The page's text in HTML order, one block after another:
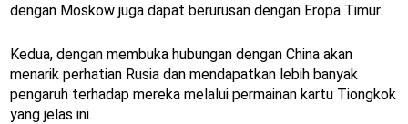
dengan Moskow juga dapat berurusan dengan Eropa Timur.
Kedua, dengan membuka hubungan dengan China akan
menarik perhatian Rusia dan mendapatkan lebih banyak
pengaruh terhadap mereka melalui permainan kartu Tiongkok
yang jelas ini.